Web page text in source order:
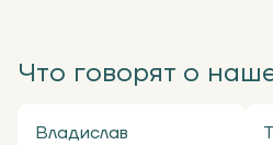
Что говорят о
Владислав